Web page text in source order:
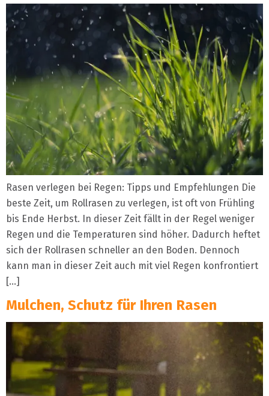
Rasen verlegen bei Regen: Tipps und Empfehlungen Die
beste Zeit, um Rollrasen zu verlegen, ist oft von Frühling
bis Ende Herbst. In dieser Zeit fällt in der Regel weniger
Regen und die Temperaturen sind höher. Dadurch heftet
sich der Rollrasen schneller an den Boden. Dennoch
kann man in dieser Zeit auch mit viel Regen konfrontiert
[…]
Mulchen, Schutz für Ihren Rasen